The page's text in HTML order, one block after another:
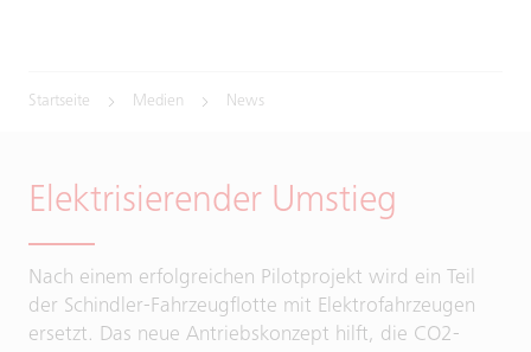
Startseite Medien News
Elektrisierender Umstieg
Nach einem erfolgreichen Pilotprojekt wird ein Teil
der Schindler-Fahrzeugflotte mit Elektrofahrzeugen
ersetzt. Das neue Antriebskonzept hilft, die CO2-